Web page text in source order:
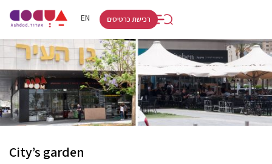
EN
HE
רכישת כרטיסים
City’s garden